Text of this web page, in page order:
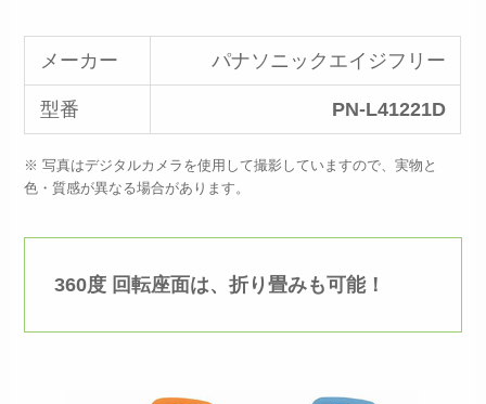
メーカー パナソニックエイジフリー
型番 PN-L41221D
※ 写真はデジタルカメラを使用して撮影していますので、実物と
色・質感が異なる場合があります。
360度 回転座面は、折り畳みも可能！